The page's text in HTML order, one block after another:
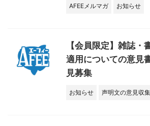
AFEEメルマガ お知らせ
【会員限定】雑誌・
適用についての意見
見募集
お知らせ 声明文の意見収集